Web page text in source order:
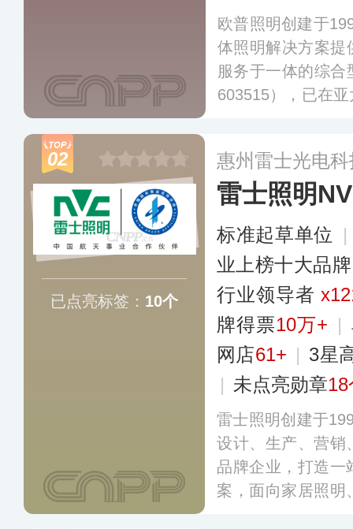
欧普照明创建于
体照明解决方案提
服务于一体的综
603515），已在
为消费者提供差异
配套服务，满足人
求和心理需求的
02
已点亮标签： 10个
惠州雷士光电
雷士照明
标准起草单位
|
业上榜十大品牌
行业领导者
牌得票10万+ |
网店61+ | 3星
| 未点亮勋章18
雷士照明创建于
设计、生产、营销
品牌企业，打造一
案，面向家居照明